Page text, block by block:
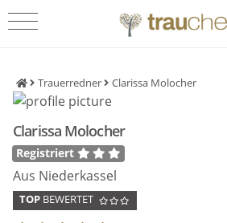
Trauerredner Clarissa Molocher
Clarissa Molocher
Registriert
Aus Niederkassel
TOP BEWERTET